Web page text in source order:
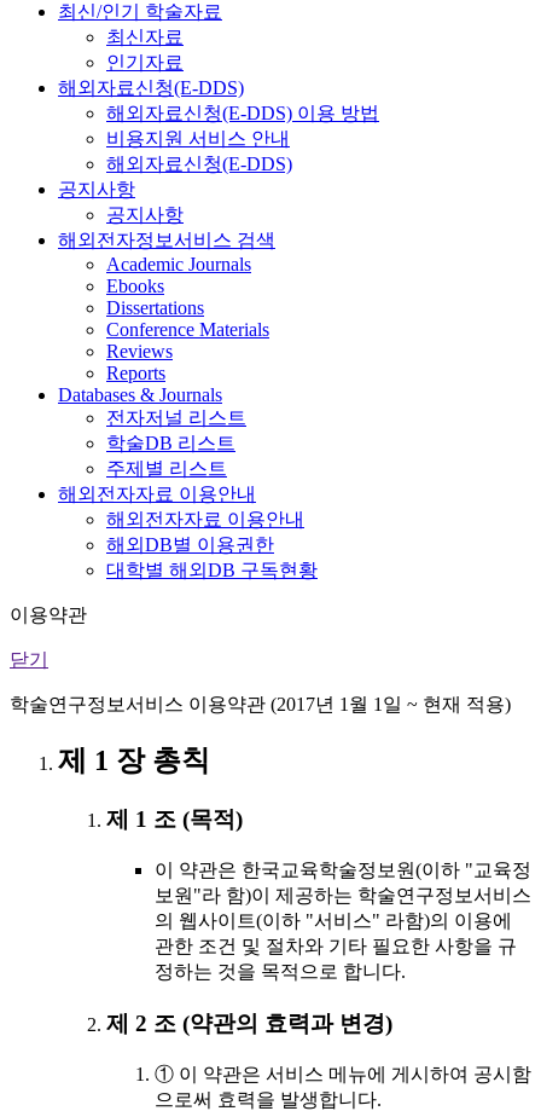
최신/인기 학술자료
최신자료
인기자료
해외자료신청(E-DDS)
해외자료신청(E-DDS) 이용 방법
비용지원 서비스 안내
해외자료신청(E-DDS)
공지사항
공지사항
해외전자정보서비스 검색
Academic Journals
Ebooks
Dissertations
Conference Materials
Reviews
Reports
Databases & Journals
전자저널 리스트
학술DB 리스트
주제별 리스트
해외전자자료 이용안내
해외전자자료 이용안내
해외DB별 이용권한
대학별 해외DB 구독현황
이용약관
닫기
학술연구정보서비스 이용약관 (2017년 1월 1일 ~ 현재 적용)
제 1 장 총칙
제 1 조 (목적)
이 약관은 한국교육학술정보원(이하 "교육정
보원"라 함)이 제공하는 학술연구정보서비스
의 웹사이트(이하 "서비스" 라함)의 이용에
관한 조건 및 절차와 기타 필요한 사항을 규
정하는 것을 목적으로 합니다.
제 2 조 (약관의 효력과 변경)
① 이 약관은 서비스 메뉴에 게시하여 공시함
으로써 효력을 발생합니다.